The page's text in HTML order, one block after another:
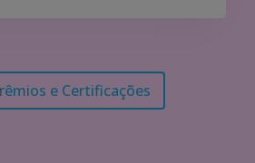
e Certificações